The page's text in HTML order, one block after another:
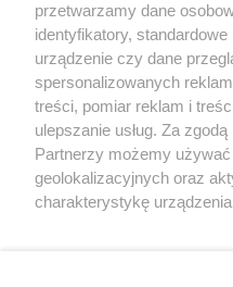
Dworzec Gdański nie
objęto jedynie dwa
Autor artykułu:
Wiktor Zając
przetwarzamy dane
identyfikatory,
urządzenie czy dane
spersonalizowanych
treści, pomiar reklam i
ulepszanie usług. Za
Partnerzy możemy używać
geolokalizacyjnych oraz
charakterystykę